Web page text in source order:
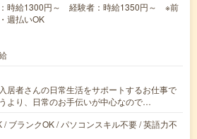
時給1300円～ 経験者：時給1350円～ ※前
週払いOK
居者さんの日常生活をサポートするお仕事で
より、日常のお手伝いが中心なので…
/ ブランクOK / パソコンスキル不要 / 英語力不